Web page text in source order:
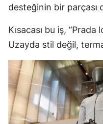
desteğinin bir parçası
Kısacası bu iş,
Uzayda stil değil,